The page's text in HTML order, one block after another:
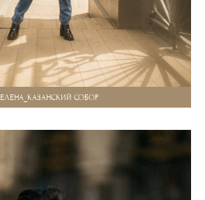
ЕЛЕНА_КАЗАНСКИЙ СОБОР